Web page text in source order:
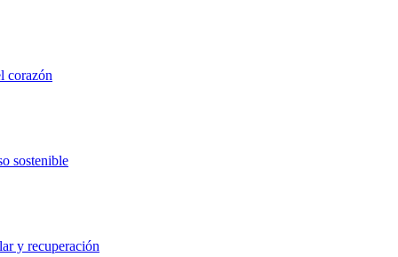
corazón
sostenible
y recuperación